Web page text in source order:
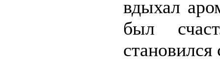
вдыхал
был